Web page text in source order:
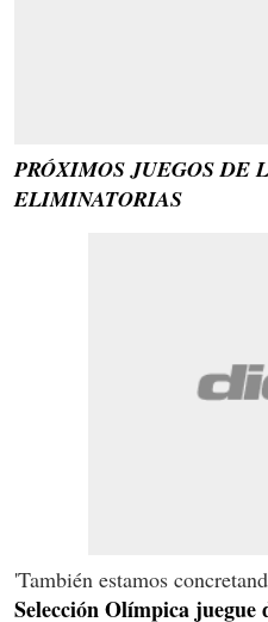
PRÓXIMOS JUEGOS DE
ELIMINATORIAS
'También estamos
Selección Olímpica